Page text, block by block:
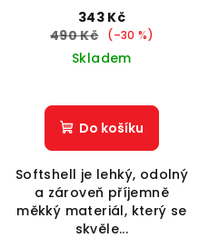
343 Kč
490 Kč
(–30 %)
Skladem
Do košíku
Softshell je lehký, odolný
a zároveň příjemně
měkký materiál, který se
skvěle...